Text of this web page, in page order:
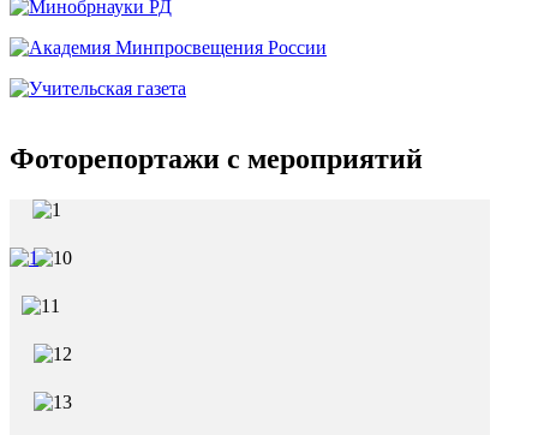
Фоторепортажи с мероприятий